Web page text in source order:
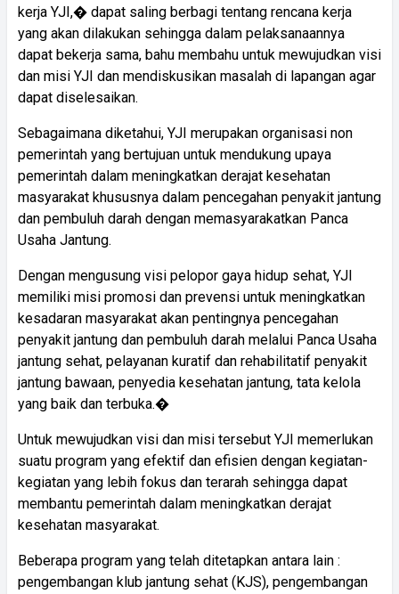
kerja YJI,� dapat saling berbagi tentang rencana kerja
yang akan dilakukan sehingga dalam pelaksanaannya
dapat bekerja sama, bahu membahu untuk mewujudkan visi
dan misi YJI dan mendiskusikan masalah di lapangan agar
dapat diselesaikan.
Sebagaimana diketahui, YJI merupakan organisasi non
pemerintah yang bertujuan untuk mendukung upaya
pemerintah dalam meningkatkan derajat kesehatan
masyarakat khususnya dalam pencegahan penyakit jantung
dan pembuluh darah dengan memasyarakatkan Panca
Usaha Jantung.
Dengan mengusung visi pelopor gaya hidup sehat, YJI
memiliki misi promosi dan prevensi untuk meningkatkan
kesadaran masyarakat akan pentingnya pencegahan
penyakit jantung dan pembuluh darah melalui Panca Usaha
jantung sehat, pelayanan kuratif dan rehabilitatif penyakit
jantung bawaan, penyedia kesehatan jantung, tata kelola
yang baik dan terbuka.�
Untuk mewujudkan visi dan misi tersebut YJI memerlukan
suatu program yang efektif dan efisien dengan kegiatan-
kegiatan yang lebih fokus dan terarah sehingga dapat
membantu pemerintah dalam meningkatkan derajat
kesehatan masyarakat.
Beberapa program yang telah ditetapkan antara lain :
pengembangan klub jantung sehat (KJS), pengembangan